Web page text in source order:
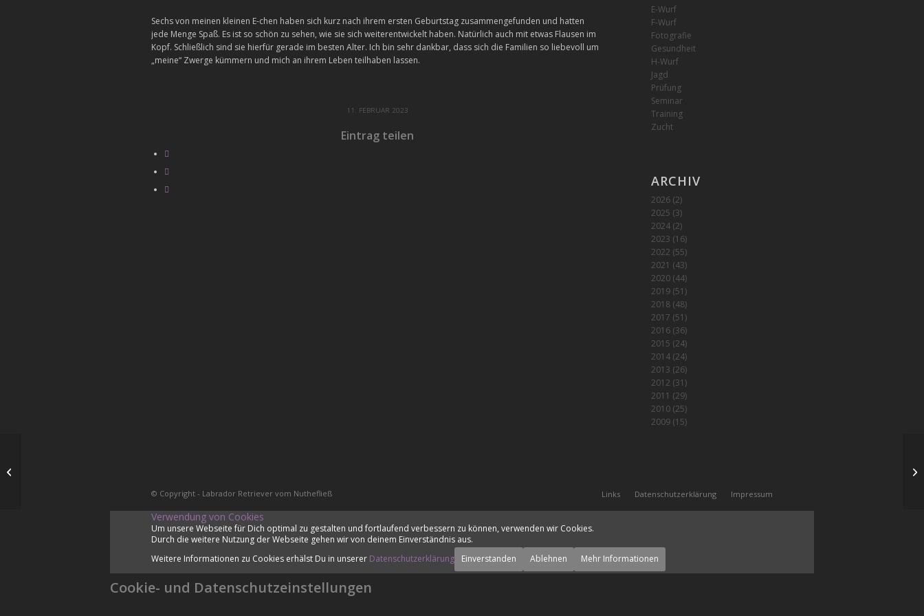
Sechs von meinen kleinen E-chen haben sich kurz nach ihrem ersten Geburtstag zusammengefunden und hatten
jede Menge Spaß. Es ist so schön zu sehen, wie sie sich weiterentwickelt haben. Natürlich auch mit etwas Flausen im
Kopf. Schließlich sind sie hierfür gerade im besten Alter. Ich bin sehr dankbar, dass sich die Familien so liebevoll um
„meine“ Zwerge kümmern und mich an ihrem Leben teilhaben lassen.
11. FEBRUAR 2023
Eintrag teilen
E-Wurf
F-Wurf
Fotografie
Gesundheit
H-Wurf
Jagd
Prüfung
Seminar
Training
Zucht
ARCHIV
2026(2)
2025 (3)
2024(2)
2023 (16)
2022 (55)
2021 (43)
2020(44)
2019(51)
2018(48)
2017 (51)
2016(36)
2015 (24)
2014(24)
2013 (26)
2012 (31)
2011 (29)
2010(25)
2009(15)
© Copyright - Labrador Retriever vom Nuthefließ Links Datenschutzerklärung Impressum
Verwendung von Cookies
Um unsere Webseite für Dich optimal zu gestalten und fortlaufend verbessern zu können, verwenden wir Cookies.
Durch die weitere Nutzung der Webseite gehen wir von deinem Einverständnis aus.
Weitere Informationen zu Cookies erhälst Du in unserer Datenschutzerklärung Einverstanden Ablehnen Mehr Informationen
Cookie- und Datenschutzeinstellungen